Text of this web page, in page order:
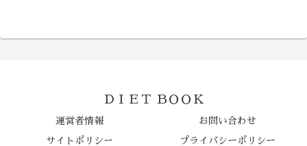
ＤＩＥＴ ＢＯＯＫ
運営者情報 お問い合わせ
サイトポリシー プライバシーポリシー